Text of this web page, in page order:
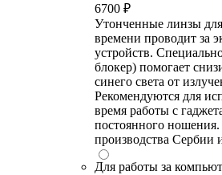
6700 ₽
Утонченные линзы
времени проводит за
устройств.
блокер) помогает
синего света от
Рекомендуются для
время работы с
постоянного
производства
Для работы за